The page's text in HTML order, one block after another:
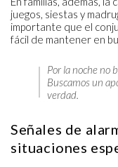
juegos, siestas y
importante que el
fácil de mantener en
Por la noche no
Buscamos un
verdad.
Señales de
situaciones